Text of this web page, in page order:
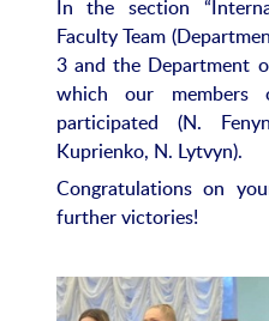
In the section
Faculty Team
3 and the Department
which our
participated (N.
Kuprienko, N. Lytvyn).
Congratulations on
further victories!